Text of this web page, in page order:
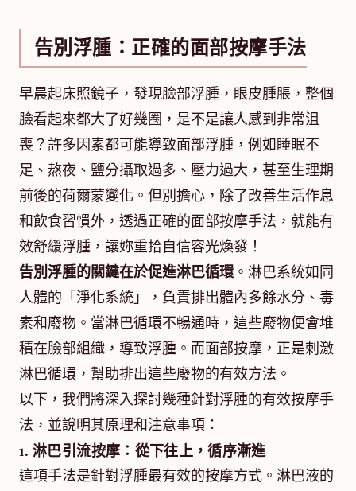
告別浮腫：正確的面部按摩手法
早晨起床照鏡子，發現臉部浮腫，眼皮腫脹，整個
臉看起來都大了好幾圈，是不是讓人感到非常沮
喪？許多因素都可能導致面部浮腫，例如睡眠不
足、熬夜、鹽分攝取過多、壓力過大，甚至生理期
前後的荷爾蒙變化。但別擔心，除了改善生活作息
和飲食習慣外，透過正確的面部按摩手法，就能有
效舒緩浮腫，讓妳重拾自信容光煥發！
告別浮腫的關鍵在於促進淋巴循環。淋巴系統如同
人體的「淨化系統」，負責排出體內多餘水分、毒
素和廢物。當淋巴循環不暢通時，這些廢物便會堆
積在臉部組織，導致浮腫。而面部按摩，正是刺激
淋巴循環，幫助排出這些廢物的有效方法。
以下，我們將深入探討幾種針對浮腫的有效按摩手
法，並說明其原理和注意事項：
1. 淋巴引流按摩：從下往上，循序漸進
這項手法是針對浮腫最有效的按摩方式。淋巴液的